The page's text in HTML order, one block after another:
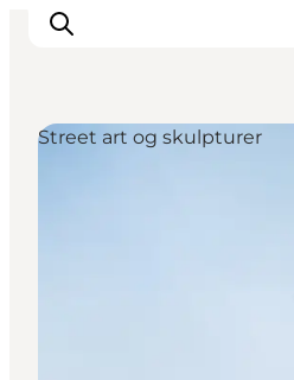
Street art og skulpturer